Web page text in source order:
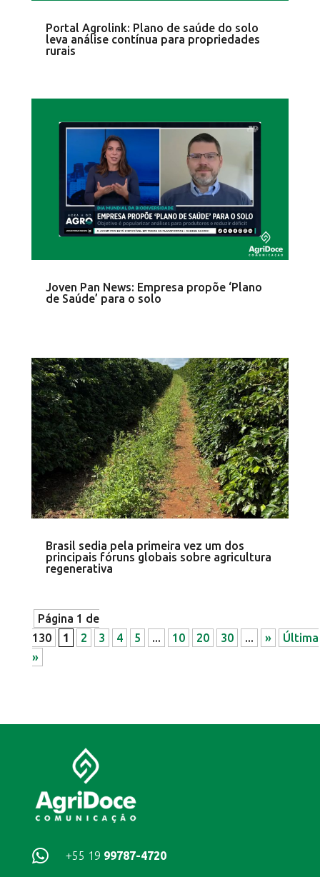
Portal Agrolink: Plano de saúde do solo
leva análise contínua para propriedades
rurais
Joven Pan News: Empresa propõe ‘Plano
de Saúde’ para o solo
Brasil sedia pela primeira vez um dos
principais fóruns globais sobre agricultura
regenerativa
Página 1 de
130
1 2 3 4 5 ... 10 20 30 ... »
Última
»
 +55 19 99787-4720